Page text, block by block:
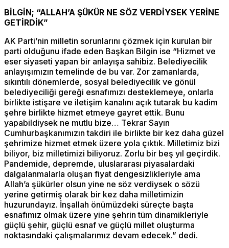
BİLGİN; “ALLAH’A ŞÜKÜR NE SÖZ VERDİYSEK YERİNE
GETİRDİK”
AK Parti’nin milletin sorunlarını çözmek için kurulan bir
parti olduğunu ifade eden Başkan Bilgin ise “Hizmet ve
eser siyaseti yapan bir anlayışa sahibiz. Belediyecilik
anlayışımızın temelinde de bu var. Zor zamanlarda,
sıkıntılı dönemlerde, sosyal belediyecilik ve gönül
belediyeciliği gereği esnafımızı desteklemeye, onlarla
birlikte istişare ve iletişim kanalını açık tutarak bu kadim
şehre birlikte hizmet etmeye gayret ettik. Bunu
yapabildiysek ne mutlu bize… Tekrar Sayın
Cumhurbaşkanımızın takdiri ile birlikte bir kez daha güzel
şehrimize hizmet etmek üzere yola çıktık. Milletimiz bizi
biliyor, biz milletimizi biliyoruz. Zorlu bir beş yıl geçirdik.
Pandemide, depremde, uluslararası piyasalardaki
dalgalanmalarla oluşan fiyat dengesizlikleriyle ama
Allah’a şükürler olsun yine ne söz verdiysek o sözü
yerine getirmiş olarak bir kez daha milletimizin
huzurundayız. İnşallah önümüzdeki süreçte başta
esnafımız olmak üzere yine şehrin tüm dinamikleriyle
güçlü şehir, güçlü esnaf ve güçlü millet oluşturma
noktasındaki çalışmalarımız devam edecek.” dedi.